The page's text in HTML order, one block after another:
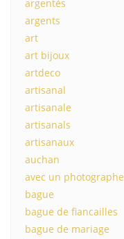
argentés
argents
art
art bijoux
artdeco
artisanal
artisanale
artisanals
artisanaux
auchan
avec un photographe
bague
bague de fiancailles
bague de mariage